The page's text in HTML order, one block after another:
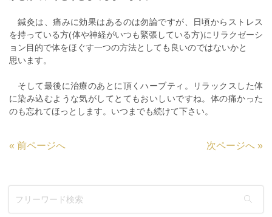
鍼灸は、痛みに効果はあるのは勿論ですが、日頃からストレス
を持っている方(体や神経がいつも緊張している方)にリラクゼーシ
ョン目的で体をほぐす一つの方法としても良いのではないかと
思います。
そして最後に治療のあとに頂くハーブティ。リラックスした体
に染み込むような気がしてとてもおいしいですね。体の痛かった
のも忘れてほっとします。いつまでも続けて下さい。
« 前ページへ 次ページへ »